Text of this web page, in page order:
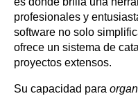
profesionales y
software no solo
ofrece un sistema de
proyectos extensos.
Su capacidad para